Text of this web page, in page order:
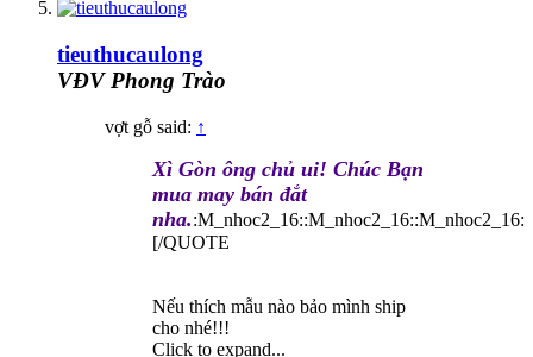
tieuthucaulong
VĐV Phong Trào
vợt gỗ said: ↑
Xì Gòn ông chủ ui! Chúc Bạn
mua may bán đắt
nha.:M_nhoc2_16::M_nhoc2_16::M_nhoc2_16:
[/QUOTE
Nếu thích mẫu nào bảo mình ship
cho nhé!!!
Click to expand...